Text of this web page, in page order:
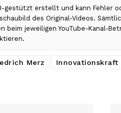
gestützt erstellt und kann Fehler
des Original-Videos.
beim jeweiligen YouTube-Kanal-
Merz Innovationskraft